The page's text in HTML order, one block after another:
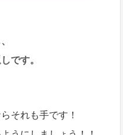
です。
それも手です！